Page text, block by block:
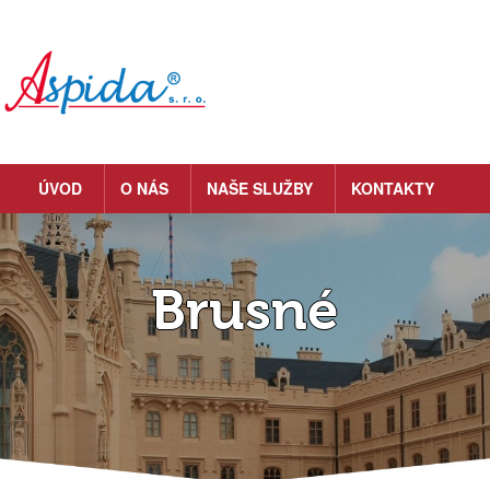
ÚVOD O NÁS NAŠE SLUŽBY KONTAKTY
Brusné